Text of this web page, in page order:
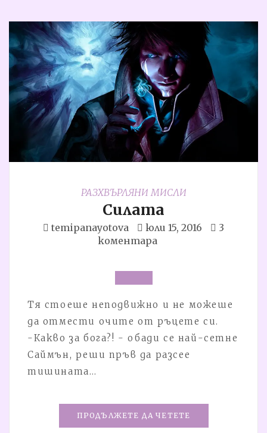
РАЗХВЪРЛЯНИ МИСЛИ
Силата
temipanayotova юли 15, 2016
3
коментара
Тя стоеше неподвижно и не можеше
да отмести очите от ръцете си.
-Какво за бога?! - обади се най-сетне
Саймън, реши пръв да разсее
тишината…
ПРОДЪЛЖЕТЕ ДА ЧЕТЕТЕ